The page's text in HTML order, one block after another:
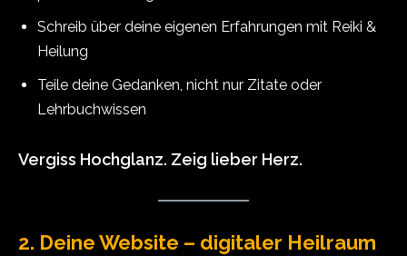
Schreib über deine eigenen Erfahrungen mit Reiki &
Heilung
Teile deine Gedanken, nicht nur Zitate oder
Lehrbuchwissen
Vergiss Hochglanz. Zeig lieber Herz.
2. Deine Website – digitaler Heilraum